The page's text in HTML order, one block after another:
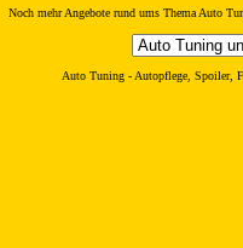
Noch mehr Angebote rund ums Thema Auto
Auto Tuning - Autopflege, Spoiler,